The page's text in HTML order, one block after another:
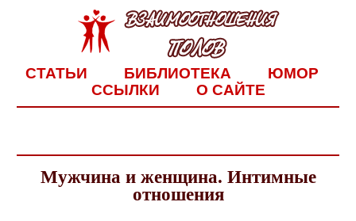
СТАТЬИ БИБЛИОТЕКА
ЮМОР
ССЫЛКИ
О САЙТЕ
Мужчина и женщина. Интимные
отношения